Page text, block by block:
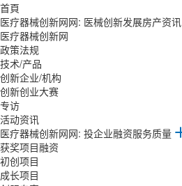
首頁
医疗器械创新网网: 医械创新发展房产资讯
医疗器械创新网
政策法规
技术/产品
创新企业/机构
创新创业大赛
专访
活动资讯
医疗器械创新网网: 投企业融资服务质量
获奖项目融资
初创项目
成长项目